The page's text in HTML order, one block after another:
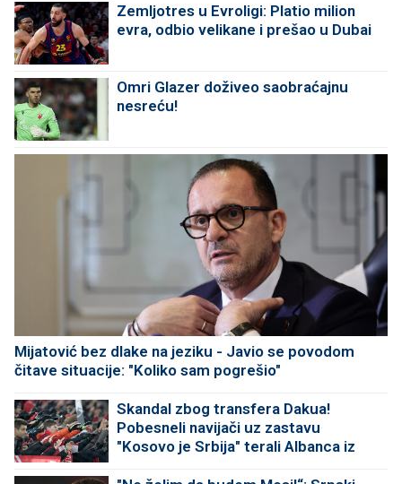
Zemljotres u Evroligi: Platio milion
evra, odbio velikane i prešao u Dubai
Omri Glazer doživeo saobraćajnu
nesreću!
Mijatović bez dlake na jeziku - Javio se povodom
čitave situacije: "Koliko sam pogrešio"
Skandal zbog transfera Dakua!
Pobesneli navijači uz zastavu
"Kosovo je Srbija" terali Albanca iz